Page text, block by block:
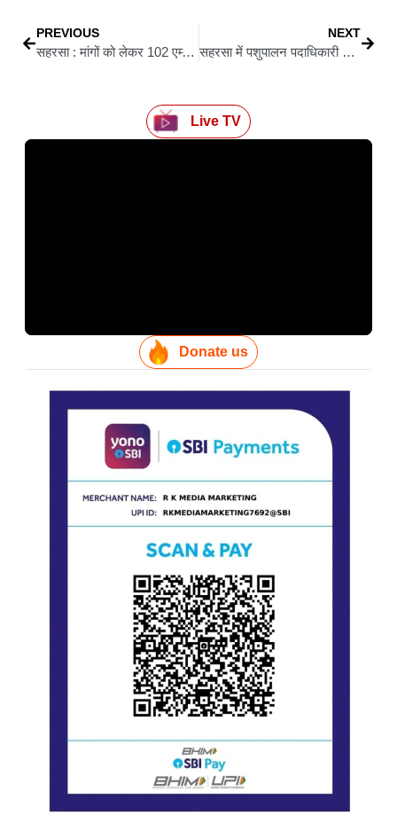
PREVIOUS
सहरसा : मांगों को लेकर 102 एम्बुलेंस कर्मियों की हड़ताल चौथे दिन भी जारी, मरीज बेहाल
NEXT
सहरसा में पशुपालन पदाधिकारी की स्कॉर्पियो में लगी भीषण आग, अधिकारी गंभीर रूप से झुलसे
Live TV
Donate us